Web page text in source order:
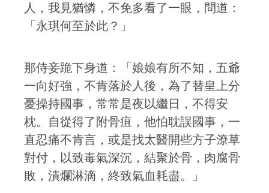
人，我見猶憐，不免多看了一眼，問道：
「永琪何至於此？」
那侍妾跪下身道：「娘娘有所不知，五爺
一向好強，不肯落於人後，為了替皇上分
憂操持國事，常常是夜以繼日，不得安
枕。自從得了附骨疽，他怕耽誤國事，一
直忍痛不肯言，或是找太醫開些方子潦草
對付，以致毒氣深沉，結聚於骨，肉腐骨
敗，潰爛淋滴，終致氣血耗盡。」